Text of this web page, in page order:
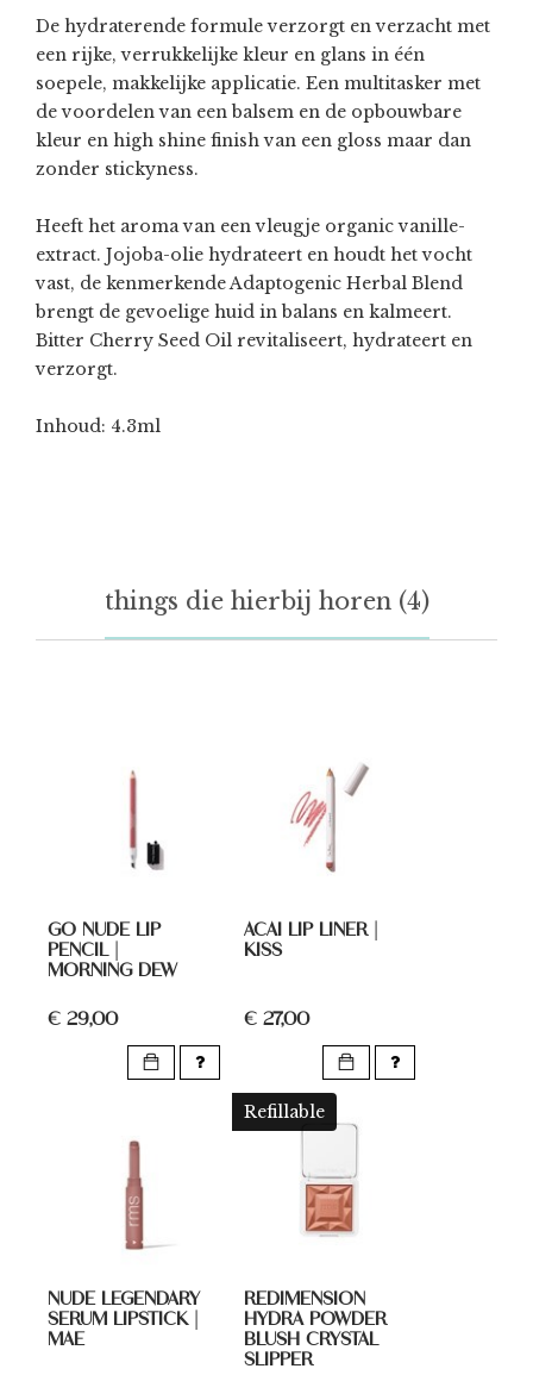
De hydraterende formule verzorgt en verzacht met
een rijke, verrukkelijke kleur en glans in één
soepele, makkelijke applicatie. Een multitasker met
de voordelen van een balsem en de opbouwbare
kleur en high shine finish van een gloss maar dan
zonder stickyness.
Heeft het aroma van een vleugje organic vanille-
extract. Jojoba-olie hydrateert en houdt het vocht
vast, de kenmerkende Adaptogenic Herbal Blend
brengt de gevoelige huid in balans en kalmeert.
Bitter Cherry Seed Oil revitaliseert, hydrateert en
verzorgt.
Inhoud: 4.3ml
things die hierbij horen (4)
GO NUDE LIP
PENCIL |
MORNING DEW
€ 29,00
ACAI LIP LINER |
KISS
€ 27,00
NUDE LEGENDARY
SERUM LIPSTICK |
MAE
Refillable
REDIMENSION
HYDRA POWDER
BLUSH CRYSTAL
SLIPPER